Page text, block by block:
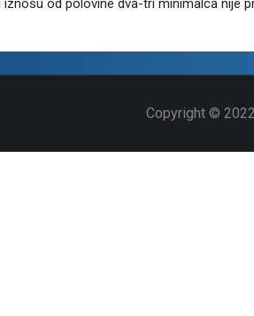
od polovine dva-tri minimalca nije
Copyright ©